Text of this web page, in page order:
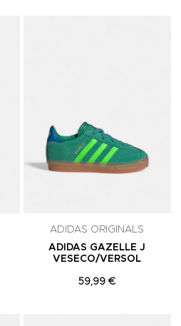
ADIDAS ORIGINALS
ADIDAS GAZELLE J
VESECO/VERSOL
59,99 €